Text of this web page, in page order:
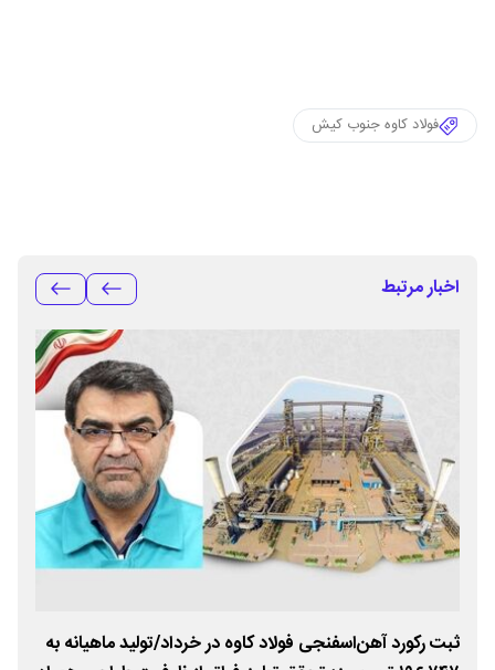
فولاد کاوه جنوب کیش
اخبار مرتبط
ثبت رکورد آهن‌اسفنجی فولاد کاوه در خرداد/تولید ماهیانه به